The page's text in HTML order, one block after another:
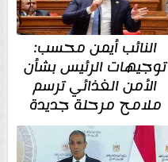
النائب أيمن محسب:
توجيهات الرئيس بشأن
الأمن الغذائي ترسم
ملامح مرحلة جديدة